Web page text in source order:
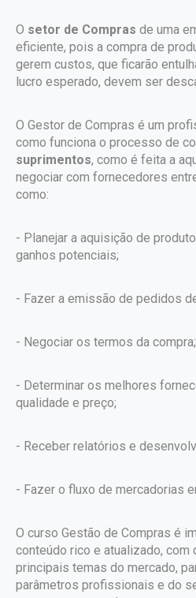
O setor de Compras de uma
eficiente, pois a compra de
gerem custos, que ficarão
lucro esperado, devem ser
O Gestor de Compras é um
como funciona o processo de
suprimentos, como é feita a
negociar com fornecedores
como:
- Planejar a aquisição de
ganhos potenciais;
- Fazer a emissão de pedidos
- Negociar os termos da compra;
- Determinar os melhores
qualidade e preço;
- Receber relatórios e
- Fazer o fluxo de mercadorias
O curso Gestão de Compras é
conteúdo rico e atualizado, com
principais temas do mercado,
parâmetros profissionais e do